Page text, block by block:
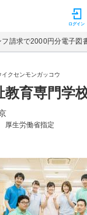
ジョン ログイン
フ請求で2000円分電子図
イクセンモンガッコウ
教育専門学
厚生労働省指定